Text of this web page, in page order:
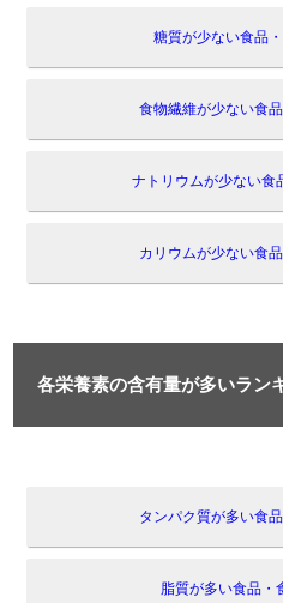
糖質が少ない食品
食物繊維が少ない食
ナトリウムが少ない食
カリウムが少ない食
各栄養素の含有量が多いラン
タンパク質が多い食
脂質が多い食品・